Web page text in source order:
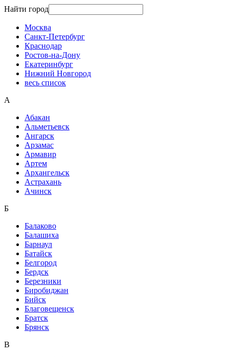
Найти город
Москва
Санкт-Петербург
Краснодар
Ростов-на-Дону
Екатеринбург
Нижний Новгород
весь список
А
Абакан
Альметьевск
Ангарск
Арзамас
Армавир
Артем
Архангельск
Астрахань
Ачинск
Б
Балаково
Балашиха
Барнаул
Батайск
Белгород
Бердск
Березники
Биробиджан
Бийск
Благовещенск
Братск
Брянск
В